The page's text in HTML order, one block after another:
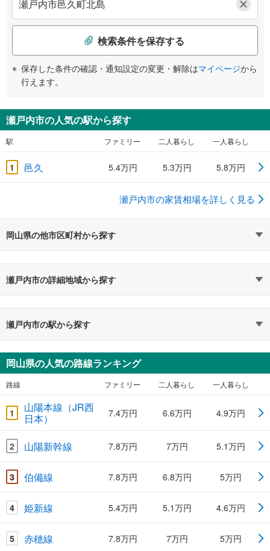
検索条件を保存する
保存した条件の確認・通知設定の変更・解除はマイページから
行えます。
瀬戸内市の人気の駅から探す
駅 ファミリー 二人暮らし 一人暮らし
1 邑久 5.4万円 5.3万円 5.8万円
瀬戸内市の家賃相場を詳しく見る
岡山県の他市区町村から探す
瀬戸内市の詳細地域から探す
瀬戸内市の駅から探す
岡山県の人気の路線ランキング
路線 ファミリー 二人暮らし 一人暮らし
1
山陽本線（JR西
日本）
7.4万円 6.6万円 4.9万円
2 山陽新幹線 7.8万円 7万円 5.1万円
3 伯備線 7.8万円 6.8万円 5万円
4 姫新線 5.4万円 5.1万円 4.6万円
5 赤穂線 7.8万円 7万円 5万円